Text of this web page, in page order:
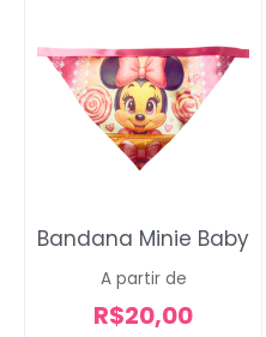
Bandana Minie Baby
A partir de
R$20,00